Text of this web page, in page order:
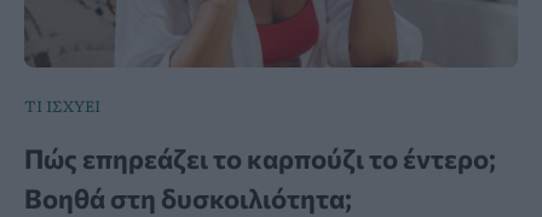
ΤΙ ΙΣΧΥΕΙ
Πώς επηρεάζει το καρπούζι το έντερο;
Βοηθά στη δυσκοιλιότητα;